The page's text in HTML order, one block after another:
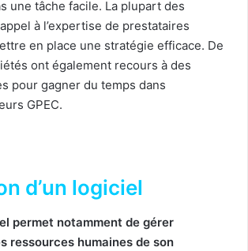
une tâche facile. La plupart des
à l’expertise de prestataires
en place une stratégie efficace. De
ont également recours à des
pour gagner du temps dans
GPEC.
d’un logiciel
permet notamment de gérer
ressources humaines de son